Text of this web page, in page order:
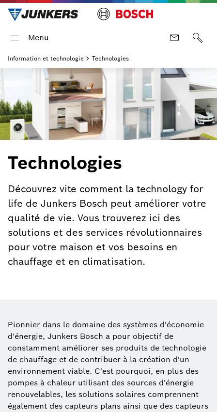
Menu
Information et technologie Technologies
Technologies
Découvrez vite comment la technology for
life de Junkers Bosch peut améliorer votre
qualité de vie. Vous trouverez ici des
solutions et des services révolutionnaires
pour votre maison et vos besoins en
chauffage et en climatisation.
Pionnier dans le domaine des systèmes d'économie
d'énergie, Junkers Bosch a pour objectif de
constamment améliorer ses produits de technologie
de chauffage et de contribuer à la création d'un
environnement viable. C'est pourquoi, en plus des
pompes à chaleur utilisant des sources d'énergie
renouvelables, les solutions solaires comprennent
également des capteurs plans ainsi que des capteurs